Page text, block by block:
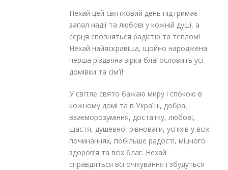
Нехай цей святковий день підтримає
запал надії та любові у кожній душі, а
серця сповняться радістю та теплом!
Нехай найяскравіша, щойно народжена
перша різдвяна зірка благословить усі
домівки та сім’ї!
У світле свято бажаю миру і спокою в
кожному домі та в Україні, добра,
взаєморозуміння, достатку, любові,
щастя, душевної рівноваги, успіхів у всіх
починаннях, побільше радості, міцного
здоров’я та всіх благ. Нехай
справдяться всі очікування і збудуться